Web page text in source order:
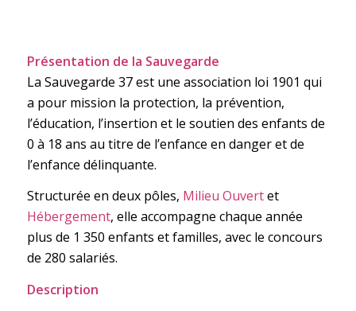
Présentation de la Sauvegarde
La Sauvegarde 37 est une association loi 1901 qui
a pour mission la protection, la prévention,
l’éducation, l’insertion et le soutien des enfants de
0 à 18 ans au titre de l’enfance en danger et de
l’enfance délinquante.
Structurée en deux pôles, Milieu Ouvertet
Hébergement, elle accompagne chaque année
plus de 1 350 enfants et familles, avec le concours
de 280 salariés.
Description